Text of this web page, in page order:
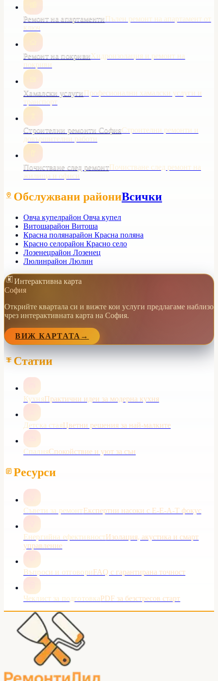
Ремонт на апартаментиПълен ремонт на апартамент от
ключ
Ремонт на покривиХидроизолация и ремонт на
покриви
Хамалски услугиПрофесионални хамалски услуги и
транспорт
Строителни ремонти СофияСтроителни ремонти и
довършителни работи
Почистване след ремонтПочистване след ремонт на
жилища и офиси
Обслужвани райониВсички
Овча купелрайон Овча купел
Витошарайон Витоша
Красна полянарайон Красна поляна
Красно селорайон Красно село
Лозенецрайон Лозенец
Люлинрайон Люлин
Интерактивна карта
София
Открийте квартала си и вижте кои услуги предлагаме наблизо
чрез интерактивната карта на София.
ВИЖ КАРТАТА →
Статии
КухняПрактични идеи за модерна кухня
Детска стаяЦветни решения за най-малките
СпалняСпокойствие и уют за сън
Ресурси
Съвети за ремонтЕкспертни насоки с E-E-A-T фокус
Енергийна ефективностИзолация, акустика и смарт
управление
Въпроси и отговориFAQ с гарантирана точност
Чеклист за подготовкаPDF за безстресов старт